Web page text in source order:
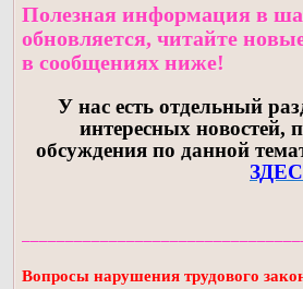
Полезная информация в
обновляется, читайте
в сообщениях ниже!
У нас есть отдельный
интересных новостей,
обсуждения по данной
Вопросы нарушения трудового